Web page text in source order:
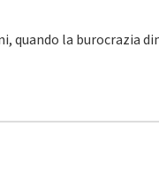
quando la burocrazia